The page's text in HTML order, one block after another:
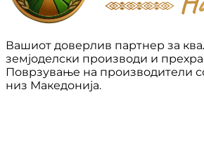
Вашиот доверлив партнер за
земјоделски производи и
Поврзување на производители
низ Македонија.